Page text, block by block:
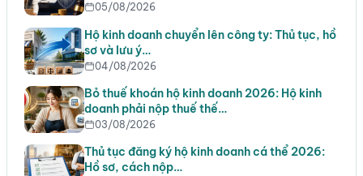
05/08/2026
Hộ kinh doanh chuyển lên công ty: Thủ tục, hồ
sơ và lưu ý…
04/08/2026
Bỏ thuế khoán hộ kinh doanh 2026: Hộ kinh
doanh phải nộp thuế thế…
03/08/2026
Thủ tục đăng ký hộ kinh doanh cá thể 2026:
Hồ sơ, cách nộp…